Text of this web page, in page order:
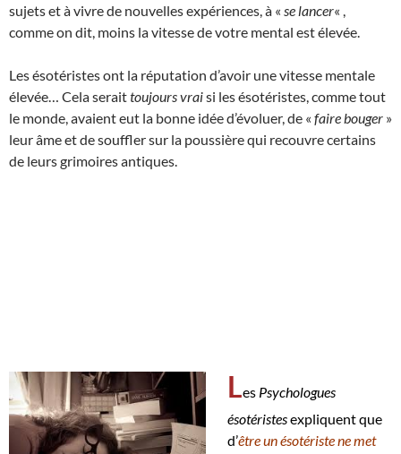
sujets et à vivre de nouvelles expériences, à « se lancer« ,
comme on dit, moins la vitesse de votre mental est élevée.
Les ésotéristes ont la réputation d’avoir une vitesse mentale
élevée… Cela seraittoujours vraisi les ésotéristes, comme tout
le monde, avaient eut la bonne idée d’évoluer, de « faire bouger »
leur âme et de souffler sur la poussière qui recouvre certains
de leurs grimoires antiques.
Les Psychologues
ésotéristesexpliquent que
d’être un ésotériste ne met